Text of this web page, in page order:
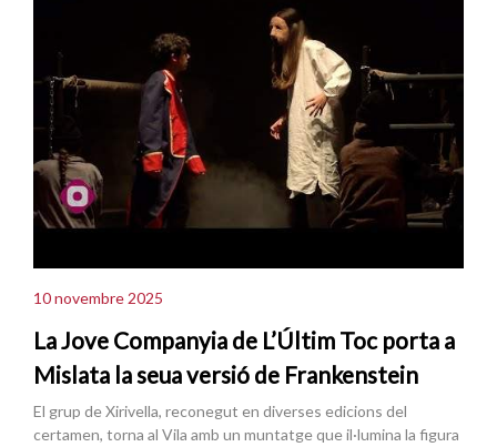
10 novembre 2025
La Jove Companyia de L’Últim Toc porta a
Mislata la seua versió de Frankenstein
El grup de Xirivella, reconegut en diverses edicions del
certamen, torna al Vila amb un muntatge que il·lumina la figura